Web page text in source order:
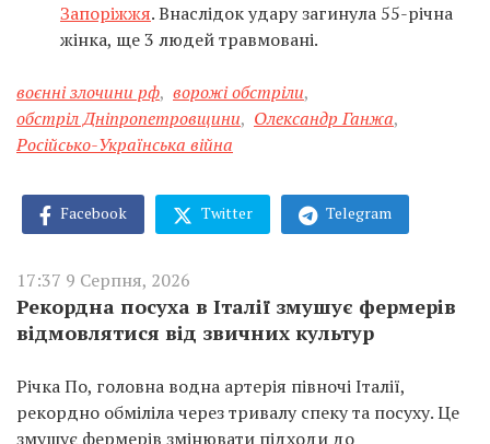
Запоріжжя. Внаслідок удару загинула 55-річна
жінка, ще 3 людей травмовані.
воєнні злочини рф, ворожі обстріли,
обстріл Дніпропетровщини, Олександр Ганжа,
Російсько-Українська війна
Facebook Twitter Telegram
17:37 9 Серпня, 2026
Рекордна посуха в Італії змушує фермерів
відмовлятися від звичних культур
Річка По, головна водна артерія півночі Італії,
рекордно обміліла через тривалу спеку та посуху. Це
змушує фермерів змінювати підходи до